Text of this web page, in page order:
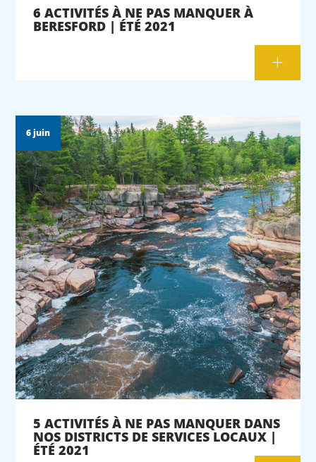
6 ACTIVITÉS À NE PAS MANQUER À
BERESFORD | ÉTÉ 2021
6 juin
5 ACTIVITÉS À NE PAS MANQUER DANS
NOS DISTRICTS DE SERVICES LOCAUX |
ÉTÉ 2021